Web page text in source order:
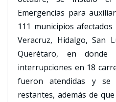
Emergencias para
111 municipios
Veracruz, Hidalgo, San
Querétaro, en donde
interrupciones en 18
fueron atendidas y
restantes, además de